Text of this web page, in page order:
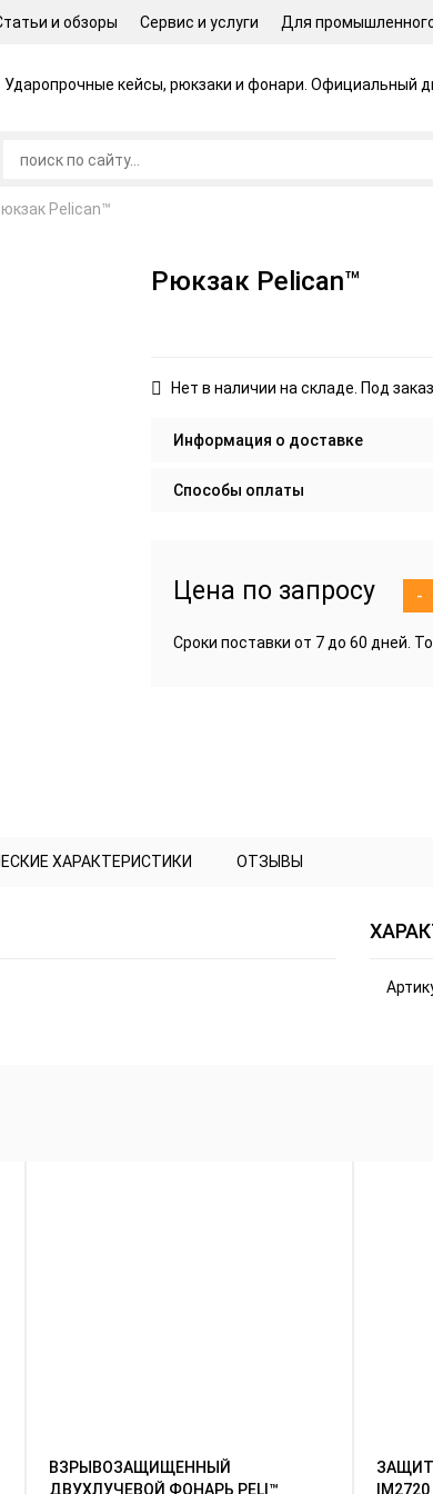
и обзоры Сервис и услуги Для
Ударопрочные кейсы, рюкзаки и фонари. Официальный
Pelican™
Рюкзак Pelican™
Нет в наличии на складе. Под заказ
Информация о доставке
Способы оплаты
Цена по запросу -
Сроки поставки от 7 до 60 дней.
ХАРАКТЕРИСТИКИ ОТЗЫВЫ
ВЗРЫВОЗАЩИЩЕННЫЙ
ДВУХЛУЧЕВОЙ ФОНАРЬ PELI™
IM2720